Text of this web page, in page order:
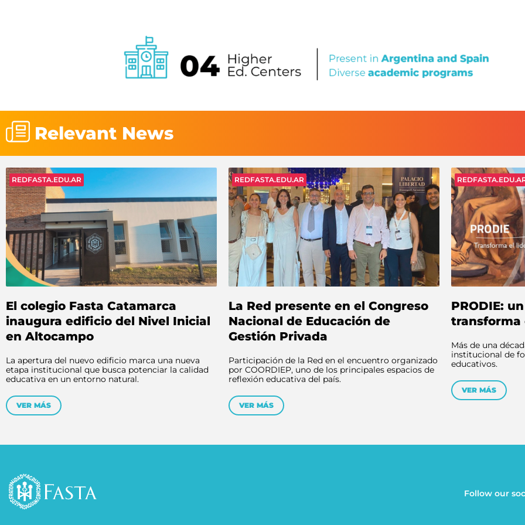
Relevant News
REDFASTA.EDU.AR
El colegio Fasta Catamarca
inaugura edificio del Nivel Inicial
en Altocampo
La apertura del nuevo edificio marca una nueva
etapa institucional que busca potenciar la calidad
educativa en un entorno natural.
VER MÁS
REDFASTA.EDU.AR
La Red presente en el Congreso
Nacional de Educación de
Gestión Privada
Participación de la Red en el encuentro organizado
por COORDIEP, uno de los principales espacios de
reflexión educativa del país.
VER MÁS
PRODIE:
transforma
Más de una
institucional de
educativos.
VER MÁS
Follow our